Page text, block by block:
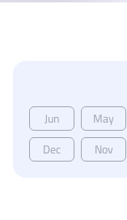
May
Jun
Nov
Dec